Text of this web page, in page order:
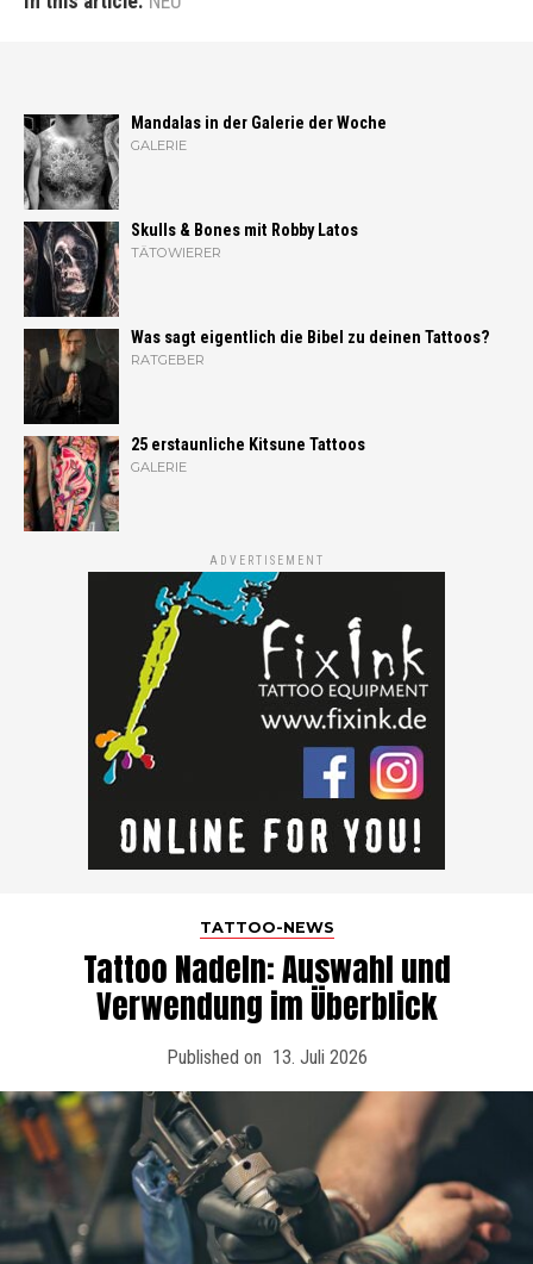
Mandalas in der Galerie der Woche
GALERIE
Skulls & Bones mit Robby Latos
TÄTOWIERER
Was sagt eigentlich die Bibel zu deinen Tattoos?
RATGEBER
25 erstaunliche Kitsune Tattoos
GALERIE
ADVERTISEMENT
TATTOO-NEWS
Tattoo Nadeln: Auswahl und
Verwendung im Überblick
Published on 13. Juli 2026